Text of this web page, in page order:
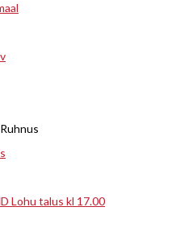
Lohu talus kl 17.00